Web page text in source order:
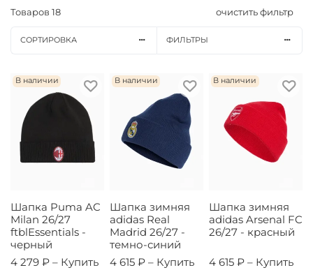
Товаров 18 очистить фильтр
СОРТИРОВКА ФИЛЬТРЫ
В наличии
Шапка Puma AC
Milan 26/27
ftblEssentials -
черный
4 279 ₽ – Купить
В наличии
Шапка зимняя
adidas Real
Madrid 26/27 -
темно-синий
4 615 ₽ – Купить
В наличии
Шапка зимняя
adidas Arsenal FC
26/27 - красный
4 615 ₽ – Купить